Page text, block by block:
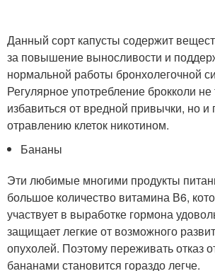
Данный сорт капусты содержит
за повышение выносливости и
нормальной работы бронхолегочной
Регулярное употребление брокколи не
избавиться от вредной привычки, но и
отравлению клеток никотином.
Бананы
Эти любимые многими продукты
большое количество витамина В6,
участвует в выработке гормона
защищает легкие от возможного
опухолей. Поэтому переживать отказ
бананами становится гораздо легче.